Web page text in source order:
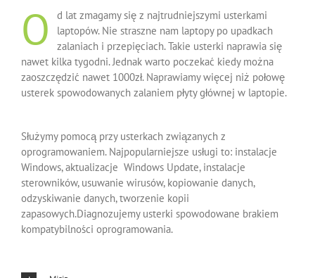
O
d lat zmagamy się z najtrudniejszymi usterkami
laptopów. Nie straszne nam laptopy po upadkach
zalaniach i przepięciach. Takie usterki naprawia się
nawet kilka tygodni. Jednak warto poczekać kiedy można
zaoszczędzić nawet 1000zł. Naprawiamy więcej niż połowę
usterek spowodowanych zalaniem płyty głównej w laptopie.
Służymy pomocą przy usterkach związanych z
oprogramowaniem. Najpopularniejsze usługi to: instalacje
Windows, aktualizacje Windows Update, instalacje
sterowników, usuwanie wirusów, kopiowanie danych,
odzyskiwanie danych, tworzenie kopii
zapasowych.Diagnozujemy usterki spowodowane brakiem
kompatybilności oprogramowania.